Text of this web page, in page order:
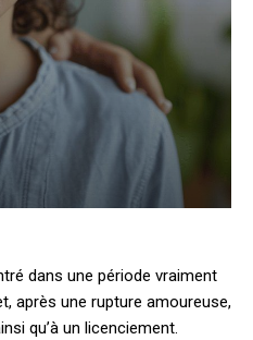
dans une période vraiment
après une rupture amoureuse,
qu’à un licenciement.